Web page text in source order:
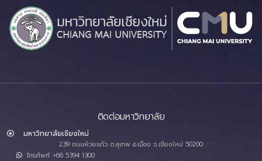
ติดต่อมหาวิทยาลัย
มหาวิทยาลัยเชียงใหม่
239 ถนนห้วยแก้ว ต.สุเทพ อ.เมือง จ.เชียงใหม่ 50200
โทรศัพท์ :+66 5394 1300